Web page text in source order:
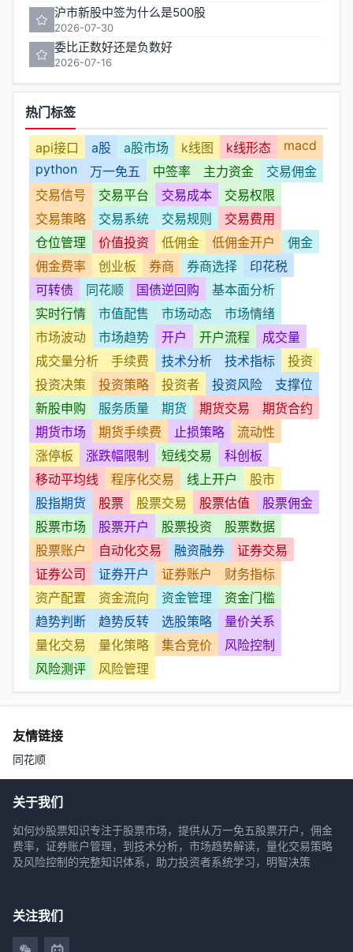
沪市新股中签为什么是500股
2026-07-30
委比正数好还是负数好
2026-07-16
热门标签
api接口 a股 a股市场 k线图 k线形态
macd
python
万一免五 中签率 主力资金
交易佣金
交易信号
交易平台 交易成本
交易权限
交易策略
交易系统 交易规则
交易费用
仓位管理
价值投资 低佣金 低佣金开户
佣金
佣金费率
创业板 券商 券商选择
印花税
可转债
同花顺 国债逆回购
基本面分析
实时行情
市值配售 市场动态
市场情绪
市场波动
市场趋势 开户 开户流程
成交量
成交量分析
手续费 技术分析 技术指标
投资
投资决策
投资策略 投资者 投资风险
支撑位
新股申购
服务质量 期货 期货交易
期货合约
期货市场
期货手续费 止损策略
流动性
涨停板
涨跌幅限制 短线交易
科创板
移动平均线
程序化交易 线上开户
股市
股指期货
股票 股票交易 股票估值
股票佣金
股票市场
股票开户 股票投资
股票数据
股票账户
自动化交易 融资融券
证券交易
证券公司
证券开户 证券账户
财务指标
资产配置
资金流向 资金管理
资金门槛
趋势判断
趋势反转 选股策略
量价关系
量化交易
量化策略 集合竞价
风险控制
风险测评
风险管理
友情链接
同花顺
关于我们
如何炒股票知识专注于股票市场，提供从万一免五股票开户，佣金
费率，证券账户管理，到技术分析，市场趋势解读，量化交易策略
及风险控制的完整知识体系，助力投资者系统学习，明智决策
关注我们